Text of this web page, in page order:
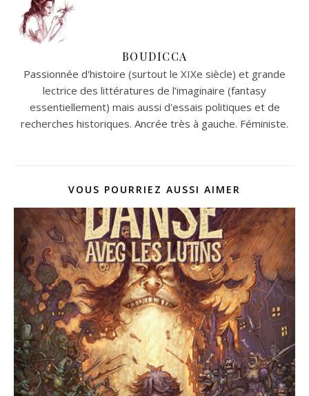
BOUDICCA
Passionnée d'histoire (surtout le XIXe siècle) et grande
lectrice des littératures de l’imaginaire (fantasy
essentiellement) mais aussi d'essais politiques et de
recherches historiques. Ancrée très à gauche. Féministe.
VOUS POURRIEZ AUSSI AIMER